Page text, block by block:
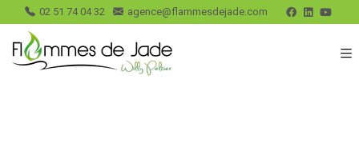
02 51 74 04 32 agence@flammesdejade.com